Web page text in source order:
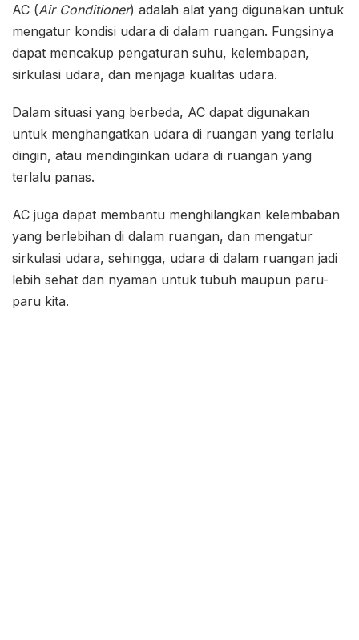
AC (Air Conditioner) adalah alat yang digunakan untuk
mengatur kondisi udara di dalam ruangan. Fungsinya
dapat mencakup pengaturan suhu, kelembapan,
sirkulasi udara, dan menjaga kualitas udara.
Dalam situasi yang berbeda, AC dapat digunakan
untuk menghangatkan udara di ruangan yang terlalu
dingin, atau mendinginkan udara di ruangan yang
terlalu panas.
AC juga dapat membantu menghilangkan kelembaban
yang berlebihan di dalam ruangan, dan mengatur
sirkulasi udara, sehingga, udara di dalam ruangan jadi
lebih sehat dan nyaman untuk tubuh maupun paru-
paru kita.